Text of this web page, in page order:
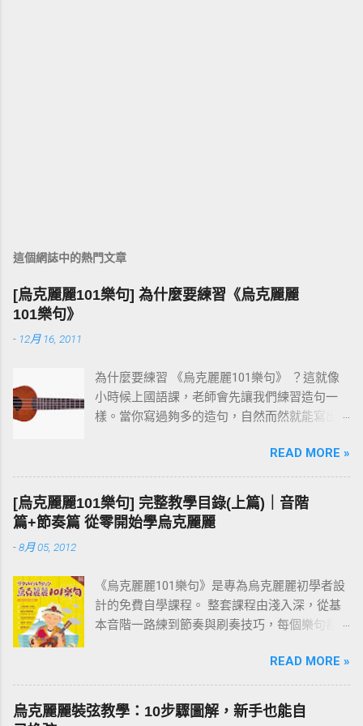
這個網誌中的熱門文章
[烏克麗麗101樂句] 為什麼要練習《烏克麗麗
101樂句》
- 12月 16, 2011
為什麼要練習 《烏克麗麗101樂句》 ？這就像
小時候上國語課，老師會先讓我們練習造句一
樣。當你寫過夠多的造句，自然而然就能寫出
的道理。先把一個個小樂句彈熟，技巧和速度
都到位之後，再去按和弦、彈演奏曲，就會變
成一件輕鬆自然的事。基本功打穩，後面的路
才走得快。
READ MORE »
[烏克麗麗101樂句] 完整教學目錄(上篇)｜音階
篇+節奏篇 從零開始學烏克麗麗
-8月 05, 2012
《烏克麗麗101樂句》是專為烏克麗麗初學者設
計的免費自學課程。 整套課程由淺入深，從基
本音階一路練到節奏與刷奏技巧，每個樂句都
問，歡迎在文章下方留言討論。 建議從第一課
「001 C調基本音階」開始，依序往下練；若你
還不清楚為什麼要練樂句，請先看 〈為什麼要
練習烏克麗麗101樂句？〉 這篇。
READ MORE »
烏克麗麗裝弦教學：10步驟圖解，新手也能自